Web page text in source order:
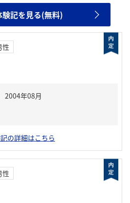
験記を見る(無料)
性
2004年08月
の詳細はこちら
性